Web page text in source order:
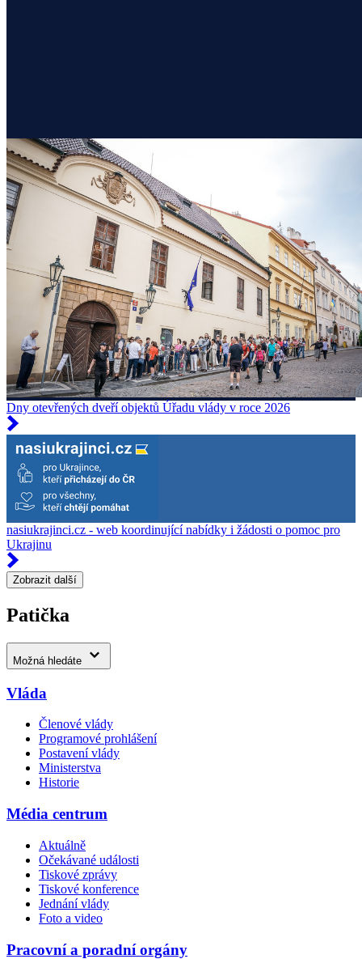
Dny otevřených dveří objektů Úřadu vlády v roce 2026
nasiukrajinci.cz - web koordinující nabídky i žádosti o pomoc pro
Ukrajinu
Zobrazit další
Patička
Možná hledáte
Vláda
Členové vlády
Programové prohlášení
Postavení vlády
Ministerstva
Historie
Média centrum
Aktuálně
Očekávané události
Tiskové zprávy
Tiskové konference
Jednání vlády
Foto a video
Pracovní a poradní orgány